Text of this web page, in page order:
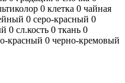
0 клетка 0 чайная
0 серо-красный 0
0 сл.кость 0 ткань 0
красный 0 черно-кремовый